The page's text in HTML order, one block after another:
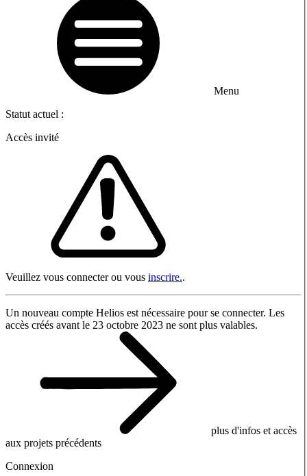
Menu
Statut actuel :
Accès invité
Veuillez vous connecter ou vous inscrire..
Un nouveau compte Helios est nécessaire pour se connecter. Les
accès créés avant le 23 octobre 2023 ne sont plus valables.
plus d'infos et accès
aux projets précédents
Connexion